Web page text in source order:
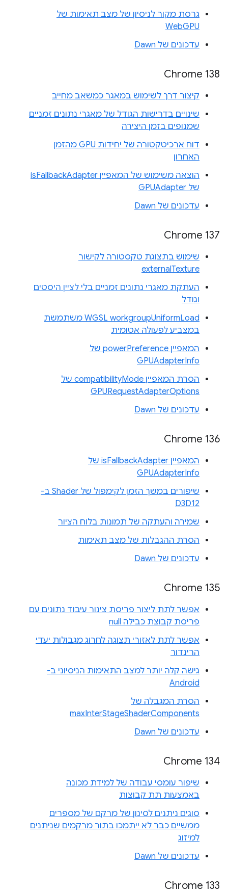
גרסת מקור לניסיון של מצב תאימות של
WebGPU
עדכונים של Dawn
Chrome 138
קיצור דרך לשימוש במאגר כמשאב מחייב
שינויים בדרישות הגודל של מאגרי נתונים זמניים
שמנופים בזמן היצירה
דוח ארכיטקטורה של יחידות GPU מהזמן
האחרון
הוצאה משימוש של המאפיין isFallbackAdapter
של GPUAdapter
עדכונים של Dawn
Chrome 137
שימוש בתצוגת טקסטורה לקישור
externalTexture
העתקת מאגרי נתונים זמניים בלי לציין היסטים
וגודל
WGSL workgroupUniformLoad משתמשת
במצביע לפעולה אטומית
המאפיין powerPreference של
GPUAdapterInfo
הסרת המאפיין compatibilityMode של
GPURequestAdapterOptions
עדכונים של Dawn
Chrome 136
המאפיין isFallbackAdapter של
GPUAdapterInfo
שיפורים במשך הזמן לקימפול של Shader ב-
D3D12
שמירה והעתקה של תמונות בלוח הציור
הסרת ההגבלות של מצב תאימות
עדכונים של Dawn
Chrome 135
אפשר לתת ליצור פריסת צינור עיבוד נתונים עם
פריסת קבוצת כבילה null
אפשר לתת לאזורי תצוגה לחרוג מגבולות יעדי
הרינדור
גישה קלה יותר למצב התאימות הניסיוני ב-
Android
הסרת המגבלה של
maxInterStageShaderComponents
עדכונים של Dawn
Chrome 134
שיפור עומסי עבודה של למידת מכונה
באמצעות תת קבוצות
סוגים ניתנים לסינון של מרקם של מספרים
ממשיים כבר לא ייתמכו בתור מרקמים שניתנים
למיזוג
עדכונים של Dawn
Chrome 133